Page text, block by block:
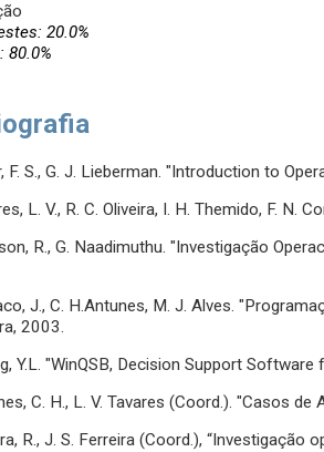
20.0%
80.0%
F. S., G. J. Lieberman. "Introduction to
L. V., R. C. Oliveira, I. H. Themido, F. N.
R., G. Naadimuthu. "Investigação
J., C. H.Antunes, M. J. Alves.
2003.
Y.L. "WinQSB, Decision Support
C. H., L. V. Tavares (Coord.). "Casos
R., J. S. Ferreira (Coord.),